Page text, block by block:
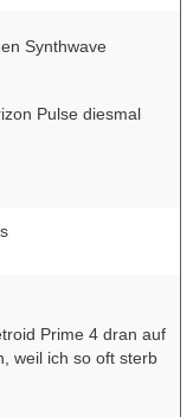
Synthwave
Pulse diesmal
Prime 4 dran auf
weil ich so oft sterb